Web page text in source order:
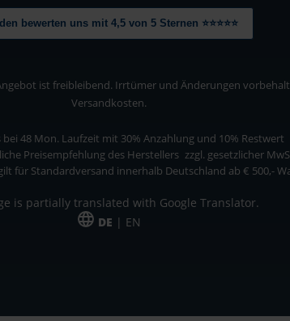
bewerten uns mit 4,5 von 5 Sternen ⭐⭐⭐⭐⭐
ist freibleibend. Irrtümer und Änderungen
Versandkosten.
48 Mon. Laufzeit mit 30% Anzahlung und 10% Restwert
Preisempfehlung des Herstellers zzgl. gesetzlicher
für Standardversand innerhalb Deutschland ab € 500,-
is partially translated with Google Translator.
DE | EN